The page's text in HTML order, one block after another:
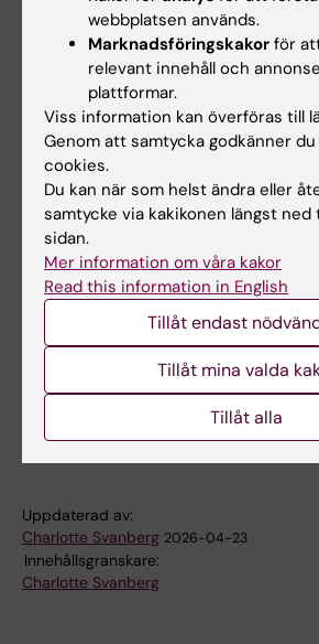
integrasdefekt lentivirus för
omprogrammering av humana
Zahra Haider vid
medicin och kirurgi,för
”Longitudinella analyser av
tumör-DNA för tidig upptäckt
behandlingsresistens och
storcelligt B-cellslymfom
Yawen Fu vid institutionen för
laboratoriemedicin,för
av ett riktat allt-i-ett-
för leverans av gen-knock-in-
redigeringskomponenter för
vivo-CAR-T mot B-ALL”.
Uppdaterad av:
Charlotte Svanberg 2026-04-23
Innehållsgranskare:
Charlotte Svanberg
webbplatsen används.
Marknadsföringskakor för
relevant innehåll och
plattformar.
Viss information kan överföras till
Genom att samtycka godkänner
cookies.
Du kan när som helst ändra eller
samtycke via kakikonen längst ned
sidan.
Mer information om våra kakor
Read this information in English
Tillåt endast
Tillåt mina valda
Tillåt alla